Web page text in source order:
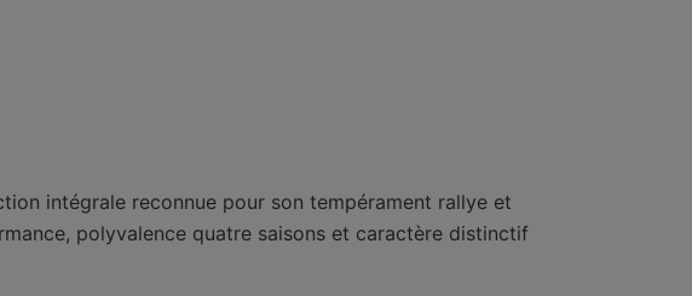
intégrale reconnue pour son tempérament rallye et
polyvalence quatre saisons et caractère distinctif